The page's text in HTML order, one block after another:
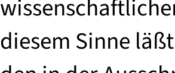
diesem Sinne